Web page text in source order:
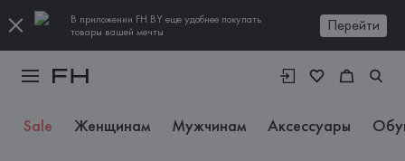
В приложении FH.BY еще удобнее покупать
товары вашей мечты
Перейти
Sale Женщинам Мужчинам Аксессуары